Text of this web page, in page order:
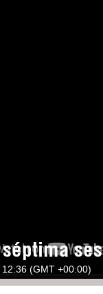
(GMT +00:00)